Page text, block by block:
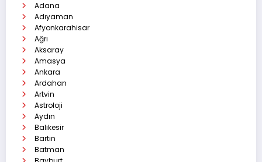
Adana
Adıyaman
Afyonkarahisar
Ağrı
Aksaray
Amasya
Ankara
Ardahan
Artvin
Astroloji
Aydın
Balıkesir
Bartın
Batman